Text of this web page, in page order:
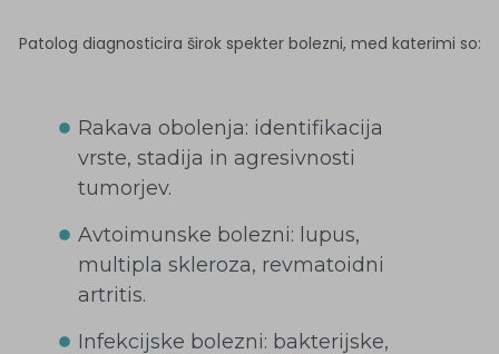
Patolog diagnosticira širok spekter bolezni, med katerimi so:
Rakava obolenja: identifikacija
vrste, stadija in agresivnosti
tumorjev.
Avtoimunske bolezni: lupus,
multipla skleroza, revmatoidni
artritis.
Infekcijske bolezni: bakterijske,